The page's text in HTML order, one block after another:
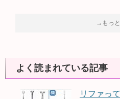
→もっ
よく読まれている記事
リファっ